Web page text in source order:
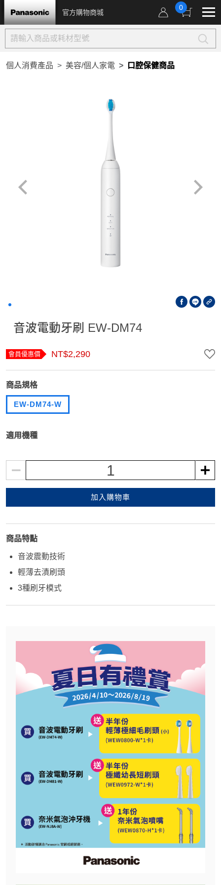
官方購物商城
0
個人消費產品 美容/個人家電 口腔保健商品
音波電動牙刷 EW-DM74
會員優惠價 NT$2,290
商品規格
EW-DM74-W
適用機種
1
加入購物車
商品特點
音波震動技術
輕薄去漬刷頭
3種刷牙模式